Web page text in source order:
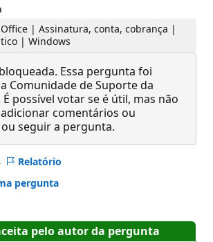
| Assinatura, conta, cobrança |
| Windows
Essa pergunta foi
Comunidade de Suporte da
possível votar se é útil, mas não
comentários ou
seguir a pergunta.
Relatório
pergunta
pelo autor da pergunta